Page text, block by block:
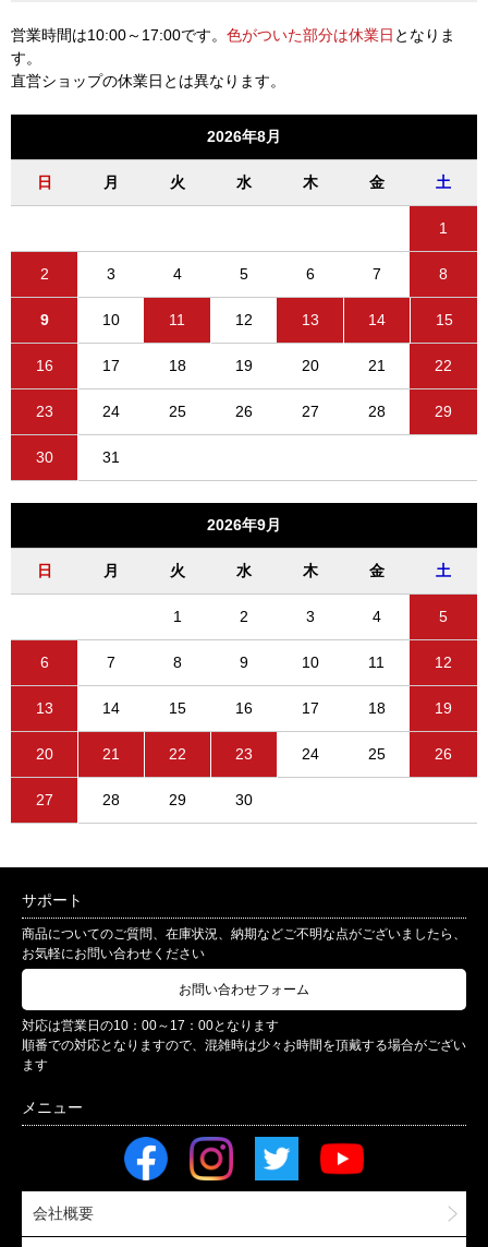
営業時間は10:00～17:00です。 色がついた部分は休業日 となりま
す。
直営ショップの休業日とは異なります。
2026年8月
日 月 火 水 木 金 土
1
2 3 4 5 6 7 8
9 10 11 12 13 14 15
16 17 18 19 20 21 22
23 24 25 26 27 28 29
30 31
2026年9月
日 月 火 水 木 金 土
1 2 3 4 5
6 7 8 9 10 11 12
13 14 15 16 17 18 19
20 21 22 23 24 25 26
27 28 29 30
サポート
商品についてのご質問、在庫状況、納期などご不明な点がございましたら、
お気軽にお問い合わせください
お問い合わせフォーム
対応は営業日の10：00～17：00となります
順番での対応となりますので、混雑時は少々お時間を頂戴する場合がござい
ます
会社概要